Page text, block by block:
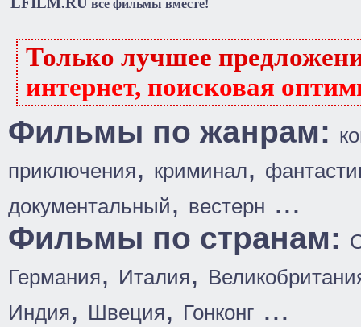
все фильмы вместе!
Только лучшее
интернет, поисковая
Фильмы по жанрам:
приключения, криминал,
документальный, вестерн ...
Фильмы по странам:
Германия, Италия,
Индия, Швеция, Гонконг ...